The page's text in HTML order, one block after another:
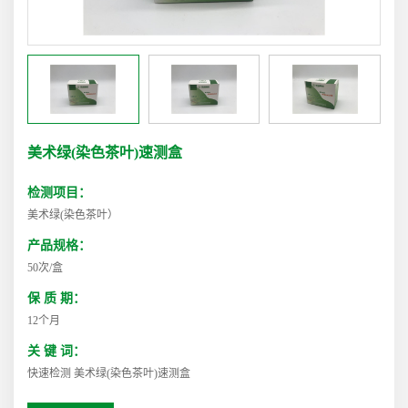
美术绿(染色茶叶)速测盒
检测项目：
美术绿(染色茶叶）
产品规格：
50次/盒
保 质 期：
12个月
关 键 词：
快速检测 美术绿(染色茶叶)速测盒